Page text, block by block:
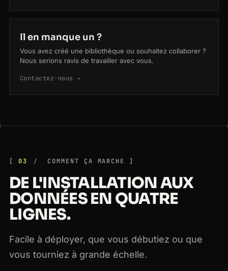
Il en manque un ?
Vous avez créé une bibliothèque ou souhaitez collaborer ?
Nous serions ravis de travailler avec vous.
Contactez-nous →
03 COMMENT ÇA MARCHE
DE L'INSTALLATION AUX
DONNÉES EN QUATRE
LIGNES.
Facile à déployer, que vous débutiez ou que
vous tourniez à grande échelle.